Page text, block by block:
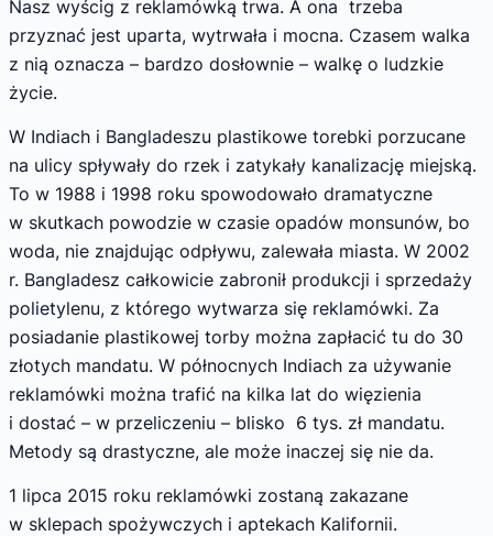
Nasz wyścig z reklamówką trwa. A ona trzeba
przyznać jest uparta, wytrwała i mocna. Czasem walka
z nią oznacza – bardzo dosłownie – walkę o ludzkie
życie.
W Indiach i Bangladeszu plastikowe torebki porzucane
na ulicy spływały do rzek i zatykały kanalizację miejską.
To w 1988 i 1998 roku spowodowało dramatyczne
w skutkach powodzie w czasie opadów monsunów, bo
woda, nie znajdując odpływu, zalewała miasta. W 2002
r. Bangladesz całkowicie zabronił produkcji i sprzedaży
polietylenu, z którego wytwarza się reklamówki. Za
posiadanie plastikowej torby można zapłacić tu do 30
złotych mandatu. W północnych Indiach za używanie
reklamówki można trafić na kilka lat do więzienia
i dostać – w przeliczeniu – blisko 6 tys. zł mandatu.
Metody są drastyczne, ale może inaczej się nie da.
1 lipca 2015 roku reklamówki zostaną zakazane
w sklepach spożywczych i aptekach Kalifornii.